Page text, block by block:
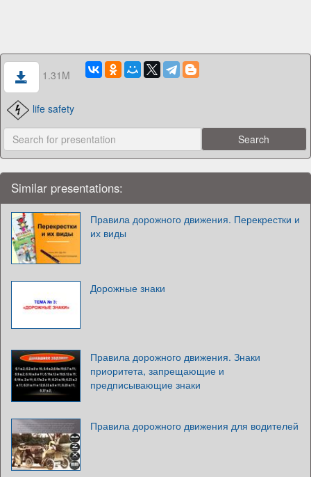
1.31M
life safety
Similar presentations:
Правила дорожного движения. Перекрестки и
их виды
Дорожные знаки
Правила дорожного движения. Знаки
приоритета, запрещающие и
предписывающие знаки
Правила дорожного движения для водителей